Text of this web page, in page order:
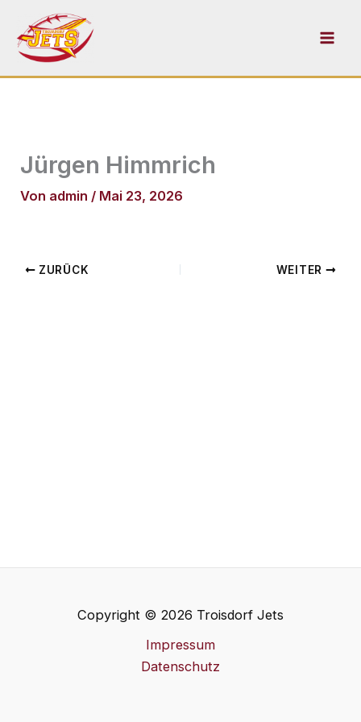
Inhalt
springen
Jürgen Himmrich
Von admin / Mai 23, 2026
ZURÜCK WEITER
Copyright © 2026 Troisdorf Jets
Impressum
Datenschutz